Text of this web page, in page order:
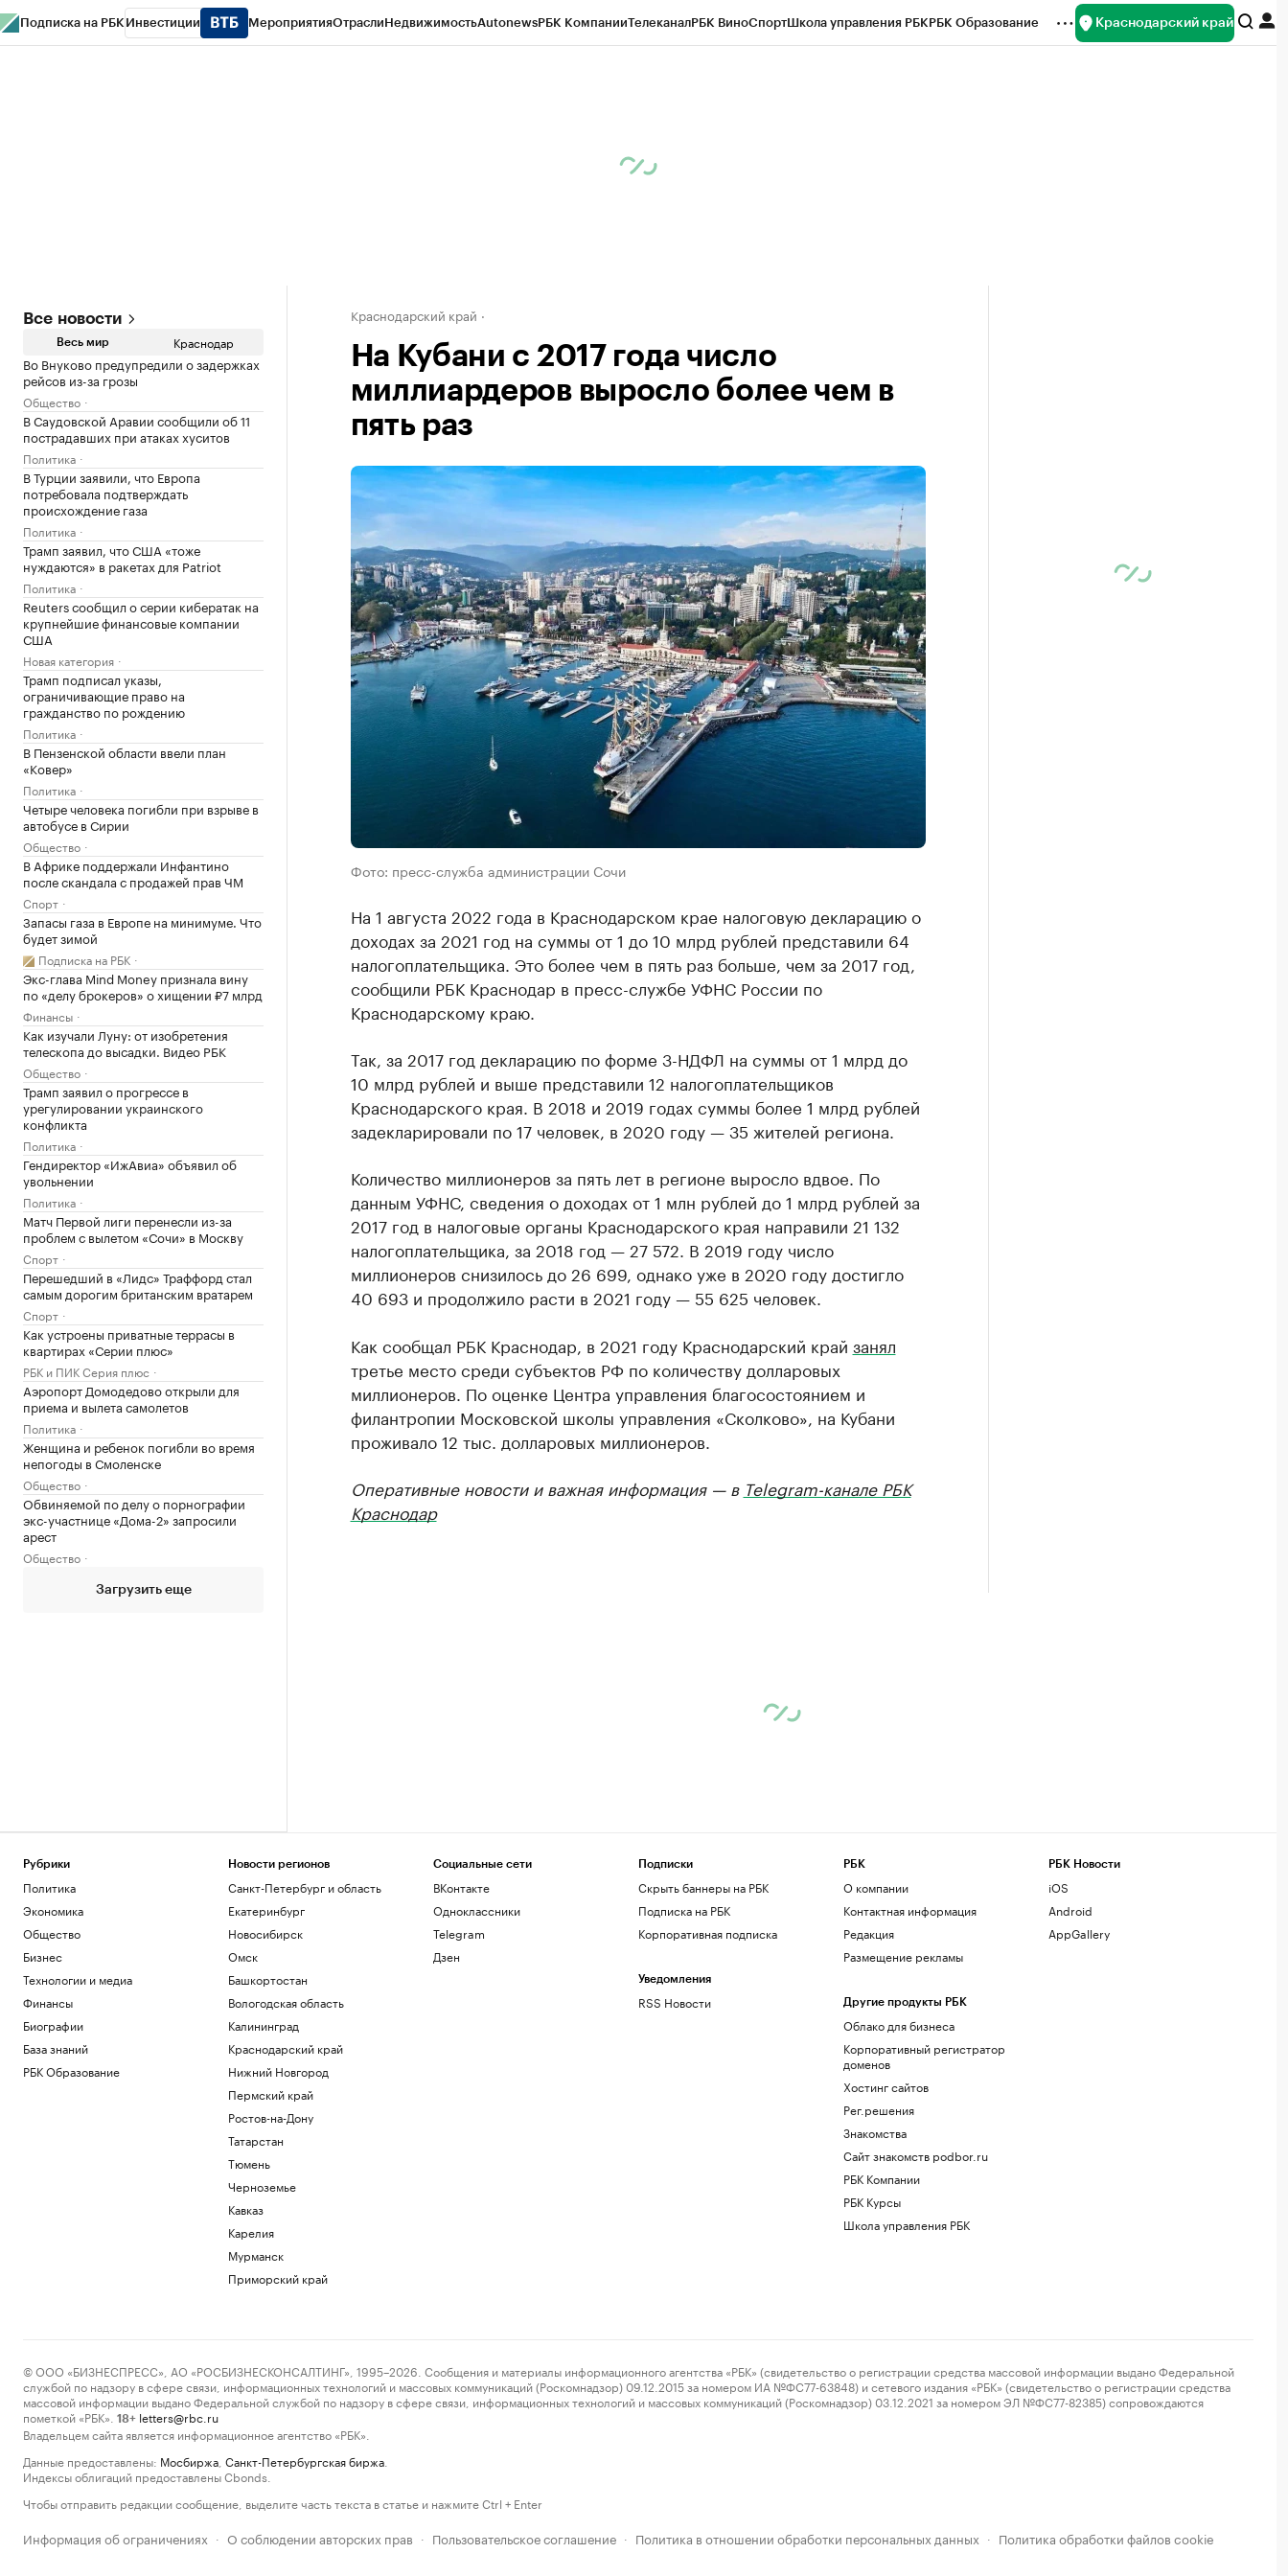
Подписка на РБК Инвестиции МероприятияОтраслиНедвижимостьAutonewsРБК КомпанииТелеканалРБК ВиноСпортШкола управления РБКРБК Образование Краснодарский край
Все новости
Весь мир Краснодар
Во Внуково предупредили о задержках
рейсов из-за грозы
Общество
В Саудовской Аравии сообщили об 11
пострадавших при атаках хуситов
Политика
В Турции заявили, что Европа
потребовала подтверждать
происхождение газа
Политика
Трамп заявил, что США «тоже
нуждаются» в ракетах для Patriot
Политика
Reuters сообщил о серии кибератак на
крупнейшие финансовые компании
США
Новая категория
Трамп подписал указы,
ограничивающие право на
гражданство по рождению
Политика
В Пензенской области ввели план
«Ковер»
Политика
Четыре человека погибли при взрыве в
автобусе в Сирии
Общество
В Африке поддержали Инфантино
после скандала с продажей прав ЧМ
Спорт
Запасы газа в Европе на минимуме. Что
будет зимой
Подписка на РБК
Экс-глава Mind Money признала вину
по «делу брокеров» о хищении ₽7 млрд
Финансы
Как изучали Луну: от изобретения
телескопа до высадки. Видео РБК
Общество
Трамп заявил о прогрессе в
урегулировании украинского
конфликта
Политика
Гендиректор «ИжАвиа» объявил об
увольнении
Политика
Матч Первой лиги перенесли из-за
проблем с вылетом «Сочи» в Москву
Спорт
Перешедший в «Лидс» Траффорд стал
самым дорогим британским вратарем
Спорт
Как устроены приватные террасы в
квартирах «Серии плюс»
РБК и ПИК Серия плюс
Аэропорт Домодедово открыли для
приема и вылета самолетов
Политика
Женщина и ребенок погибли во время
непогоды в Смоленске
Общество
Обвиняемой по делу о порнографии
экс-участнице «Дома-2» запросили
арест
Общество
Загрузить еще
Краснодарский край
На Кубани с 2017 года число
миллиардеров выросло более чем в
пять раз
Фото: пресс-служба администрации Сочи
На 1 августа 2022 года в Краснодарском крае налоговую декларацию о
доходах за 2021 год на суммы от 1 до 10 млрд рублей представили 64
налогоплательщика. Это более чем в пять раз больше, чем за 2017 год,
сообщили РБК Краснодар в пресс-службе УФНС России по
Краснодарскому краю.
Так, за 2017 год декларацию по форме 3-НДФЛ на суммы от 1 млрд до
10 млрд рублей и выше представили 12 налогоплательщиков
Краснодарского края. В 2018 и 2019 годах суммы более 1 млрд рублей
задекларировали по 17 человек, в 2020 году — 35 жителей региона.
Количество миллионеров за пять лет в регионе выросло вдвое. По
данным УФНС, сведения о доходах от 1 млн рублей до 1 млрд рублей за
2017 год в налоговые органы Краснодарского края направили 21 132
налогоплательщика, за 2018 год — 27 572. В 2019 году число
миллионеров снизилось до 26 699, однако уже в 2020 году достигло
40 693 и продолжило расти в 2021 году — 55 625 человек.
Как сообщал РБК Краснодар, в 2021 году Краснодарский край занял
третье место среди субъектов РФ по количеству долларовых
миллионеров. По оценке Центра управления благосостоянием и
филантропии Московской школы управления «Сколково», на Кубани
проживало 12 тыс. долларовых миллионеров.
Оперативные новости и важная информация — в Telegram-канале РБК
Краснодар
Рубрики
Политика
Экономика
Общество
Бизнес
Технологии и медиа
Финансы
Биографии
База знаний
РБК Образование
Новости регионов
Санкт-Петербург и область
Екатеринбург
Новосибирск
Омск
Башкортостан
Вологодская область
Калининград
Краснодарский край
Нижний Новгород
Пермский край
Ростов-на-Дону
Татарстан
Тюмень
Черноземье
Кавказ
Карелия
Мурманск
Приморский край
Социальные сети
ВКонтакте
Одноклассники
Telegram
Дзен
Подписки
Скрыть баннеры на РБК
Подписка на РБК
Корпоративная подписка
Уведомления
RSS Новости
РБК
О компании
Контактная информация
Редакция
Размещение рекламы
Другие продукты РБК
Облако для бизнеса
Корпоративный регистратор
доменов
Хостинг сайтов
Рег.решения
Знакомства
Сайт знакомств podbor.ru
РБК Компании
РБК Курсы
Школа управления РБК
РБК Новости
iOS
Android
AppGallery
© ООО «БИЗНЕСПРЕСС», АО «РОСБИЗНЕСКОНСАЛТИНГ», 1995–2026. Сообщения и материалы информационного агентства «РБК» (свидетельство о регистрации средства массовой информации выдано Федеральной
службой по надзору в сфере связи, информационных технологий и массовых коммуникаций (Роскомнадзор) 09.12.2015 за номером ИА №ФС77-63848) и сетевого издания «РБК» (свидетельство о регистрации средства
массовой информации выдано Федеральной службой по надзору в сфере связи, информационных технологий и массовых коммуникаций (Роскомнадзор) 03.12.2021 за номером ЭЛ №ФС77-82385) сопровождаются
пометкой «РБК».
18+ letters@rbc.ru
Владельцем сайта является информационное агентство «РБК».
Данные предоставлены: Мосбиржа Санкт-Петербургская биржа
Индексы облигаций предоставлены Cbonds.
Чтобы отправить редакции сообщение, выделите часть текста в статье и нажмите Ctrl + Enter
Информация об ограничениях · О соблюдении авторских прав · Пользовательское соглашение · Политика в отношении обработки персональных данных · Политика обработки файлов cookie